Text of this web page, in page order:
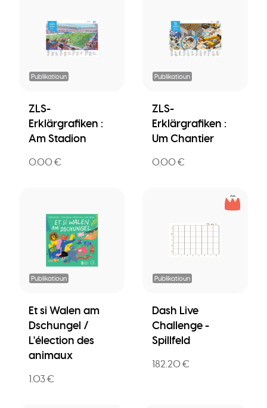
Publikatioun
ZLS-
Erklärgrafiken :
Am Stadion
0.00 €
Publikatioun
ZLS-
Erklärgrafiken :
Um Chantier
0.00 €
Publikatioun
Et si Walen am
Dschungel /
L'élection des
animaux
1.03 €
Publikatioun
Dash Live
Challenge -
Spillfeld
182.20 €